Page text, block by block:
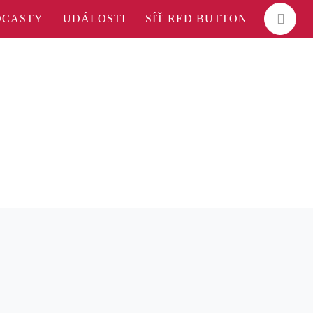
UDÁLOSTI SÍŤ RED BUTTON